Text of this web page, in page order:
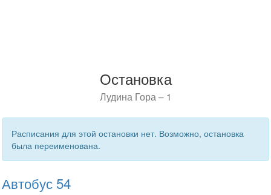
Остановка
Лудина Гора – 1
Расписания для этой остановки нет. Возможно, остановка
была переименована.
Автобус 54